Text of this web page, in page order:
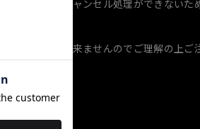
場合も個別にキャンセル処理ができないた
します）
換はご対応出来ませんのでご理解の上ご